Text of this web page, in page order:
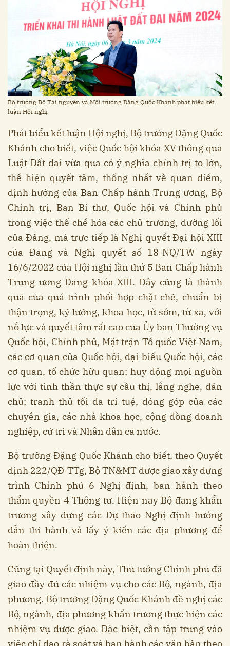
Bộ trưởng Bộ Tài nguyên và Môi trường Đặng Quốc Khánh phát biểu kết
luận Hội nghị
Phát biểu kết luận Hội nghị, Bộ trưởng Đặng Quốc
Khánh cho biết, việc Quốc hội khóa XV thông qua
Luật Đất đai vừa qua có ý nghĩa chính trị to lớn,
thể hiện quyết tâm, thống nhất về quan điểm,
định hướng của Ban Chấp hành Trung ương, Bộ
Chính trị, Ban Bí thư, Quốc hội và Chính phủ
trong việc thể chế hóa các chủ trương, đường lối
của Đảng, mà trực tiếp là Nghị quyết Đại hội XIII
của Đảng và Nghị quyết số 18-NQ/TW ngày
16/6/2022 của Hội nghị lần thứ 5 Ban Chấp hành
Trung ương Đảng khóa XIII. Đây cũng là thành
quả của quá trình phối hợp chặt chẽ, chuẩn bị
thận trọng, kỹ lưỡng, khoa học, từ sớm, từ xa, với
nỗ lực và quyết tâm rất cao của Ủy ban Thường vụ
Quốc hội, Chính phủ, Mặt trận Tổ quốc Việt Nam,
các cơ quan của Quốc hội, đại biểu Quốc hội, các
cơ quan, tổ chức hữu quan; huy động mọi nguồn
lực với tinh thần thực sự cầu thị, lắng nghe, dân
chủ; tranh thủ tối đa trí tuệ, đóng góp của các
chuyên gia, các nhà khoa học, cộng đồng doanh
nghiệp, cử tri và Nhân dân cả nước.
Bộ trưởng Đặng Quốc Khánh cho biết, theo Quyết
định 222/QĐ-TTg, Bộ TN&MT được giao xây dựng
trình Chính phủ 6 Nghị định, ban hành theo
thẩm quyền 4 Thông tư. Hiện nay Bộ đang khẩn
trương xây dựng các Dự thảo Nghị định hướng
dẫn thi hành và lấy ý kiến các địa phương để
hoàn thiện.
Cũng tại Quyết định này, Thủ tướng Chính phủ đã
giao đầy đủ các nhiệm vụ cho các Bộ, ngành, địa
phương. Bộ trưởng Đặng Quốc Khánh đề nghị các
Bộ, ngành, địa phương khẩn trương thực hiện các
nhiệm vụ được giao. Đặc biệt, cần tập trung vào
việc chỉ đạo rà soát và ban hành các văn bản theo